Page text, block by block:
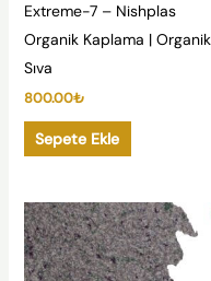
Extreme-7 – Nishplas
Organik Kaplama | Organik
Sıva
800.00₺
Sepete Ekle